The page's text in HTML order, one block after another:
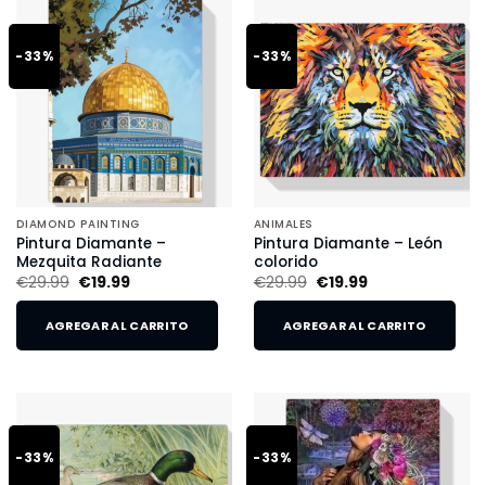
-33%
DIAMOND PAINTING
Pintura Diamante –
Mezquita Radiante
€29.99 €19.99
AGREGAR AL CARRITO
-33%
ANIMALES
Pintura Diamante – León
colorido
€29.99 €19.99
AGREGAR AL CARRITO
-33% -33%